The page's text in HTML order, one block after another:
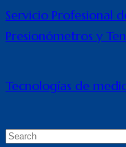
Servicio Profesional
Presionómetros y
Tecnologías de